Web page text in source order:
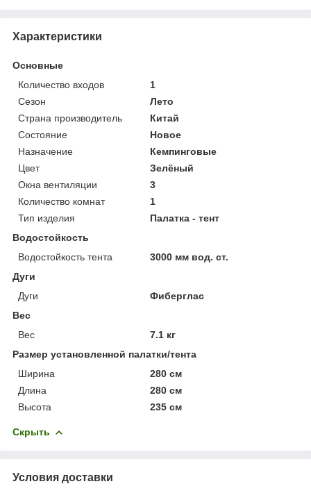
Характеристики
Основные
Количество входов
1
Сезон
Лето
Страна производитель
Китай
Состояние
Новое
Назначение
Кемпинговые
Цвет
Зелёный
Окна вентиляции
3
Количество комнат
1
Тип изделия
Палатка - тент
Водостойкость
Водостойкость тента
3000 мм вод. ст.
Дуги
Дуги
Фиберглас
Вес
Вес
7.1 кг
Размер установленной палатки/тента
Ширина
280 см
Длина
280 см
Высота
235 см
Скрыть
Условия доставки